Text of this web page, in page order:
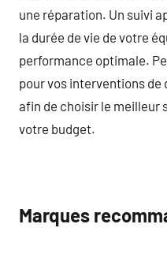
une réparation. Un suivi
la durée de vie de votre
performance optimale.
pour vos interventions de
afin de choisir le meilleur
votre budget.
Marques